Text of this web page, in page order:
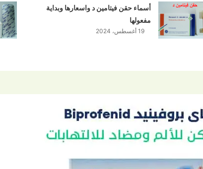
أسماء حقن فيتامين د واسعارها وبداية
مفعولها
19 أغسطس، 2024